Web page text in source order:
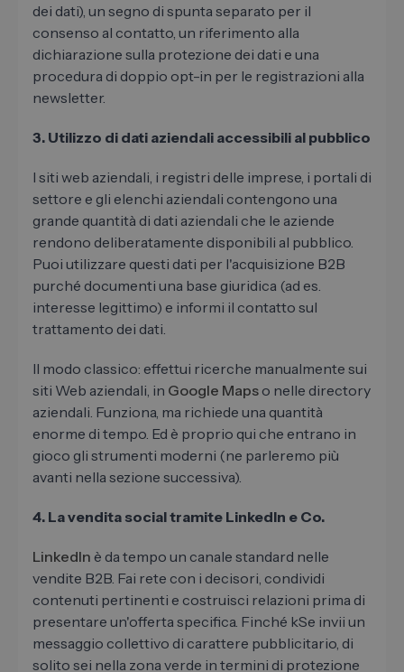
dei dati), un segno di spunta separato per il
consenso al contatto, un riferimento alla
dichiarazione sulla protezione dei dati e una
procedura di doppio opt-in per le registrazioni alla
newsletter.
3. Utilizzo di dati aziendali accessibili al pubblico
I siti web aziendali, i registri delle imprese, i portali di
settore e gli elenchi aziendali contengono una
grande quantità di dati aziendali che le aziende
rendono deliberatamente disponibili al pubblico.
Puoi utilizzare questi dati per l'acquisizione B2B
purché documenti una base giuridica (ad es.
interesse legittimo) e informi il contatto sul
trattamento dei dati.
Il modo classico: effettui ricerche manualmente sui
siti Web aziendali, in Google Maps o nelle directory
aziendali. Funziona, ma richiede una quantità
enorme di tempo. Ed è proprio qui che entrano in
gioco gli strumenti moderni (ne parleremo più
avanti nella sezione successiva).
4. La vendita social tramite LinkedIn e Co.
LinkedIn è da tempo un canale standard nelle
vendite B2B. Fai rete con i decisori, condividi
contenuti pertinenti e costruisci relazioni prima di
presentare un'offerta specifica. Finché kSe invii un
messaggio collettivo di carattere pubblicitario, di
solito sei nella zona verde in termini di protezione